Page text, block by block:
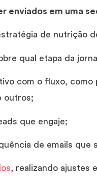
enviados em uma
de nutrição
qual etapa da
com o fluxo,
outros;
que engaje;
de emails que
, realizando ajustes